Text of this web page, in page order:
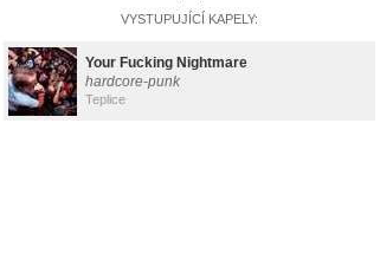
VYSTUPUJÍCÍ KAPELY:
Your Fucking Nightmare
hardcore-punk
Teplice